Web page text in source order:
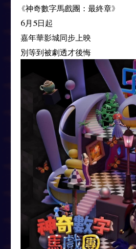
《神奇數字馬戲團：最終章》
6月5日起
嘉年華影城同步上映
別等到被劇透才後悔